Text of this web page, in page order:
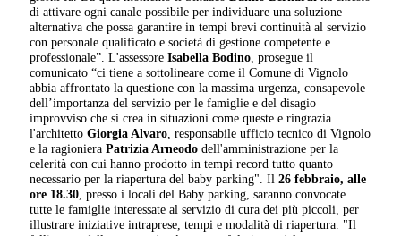
di attivare ogni canale possibile per individuare una soluzione
alternativa che possa garantire in tempi brevi continuità al servizio
con personale qualificato e società di gestione competente e
professionale”. L'assessoreIsabella Bodino , prosegue il
comunicato “ci tiene a sottolineare come il Comune di Vignolo
abbia affrontato la questione con la massima urgenza, consapevole
dell’importanza del servizio per le famiglie e del disagio
improvviso che si crea in situazioni come queste e ringrazia
l'architettoGiorgia Alvaro , responsabile ufficio tecnico di Vignolo
e la ragionieraPatrizia Arneodo dell'amministrazione per la
celerità con cui hanno prodotto in tempi record tutto quanto
necessario per la riapertura del baby parking". Il26 febbraio, alle
ore 18.30 , presso i locali del Baby parking, saranno convocate
tutte le famiglie interessate al servizio di cura dei più piccoli, per
illustrare iniziative intraprese, tempi e modalità di riapertura. "Il